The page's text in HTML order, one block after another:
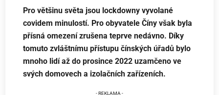
Pro většinu světa jsou lockdowny vyvolané
covidem minulostí. Pro obyvatele Číny však byla
přísná omezení zrušena teprve nedávno. Díky
tomuto zvláštnímu přístupu čínských úřadů bylo
mnoho lidí až do prosince 2022 uzamčeno ve
svých domovech a izolačních zařízeních.